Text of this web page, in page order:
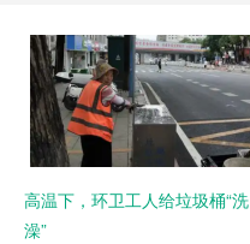
高温下，环卫工人给垃圾桶“洗
澡”